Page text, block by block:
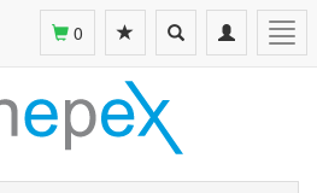
Toggle
navigation
Toggle
search
0